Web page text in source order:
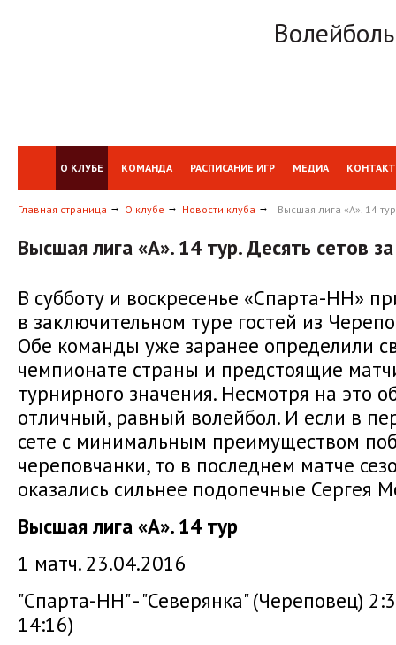
О КЛУБЕ КОМАНДА РАСПИСАНИЕ ИГР МЕДИА
Главная страница О клубе Новости клуба Высшая лига «А». 14
Высшая лига «А». 14 тур. Десять сетов
В субботу и воскресенье «Спарта-НН»
в заключительном туре гостей из
Обе команды уже заранее определили
чемпионате страны и предстоящие
турнирного значения. Несмотря на это
отличный, равный волейбол. И если в
сете с минимальным преимуществом
череповчанки, то в последнем матче
оказались сильнее подопечные Сергея
Высшая лига «А». 14 тур
1 матч. 23.04.2016
"Спарта-НН" - "Северянка" (Череповец)
14:16)